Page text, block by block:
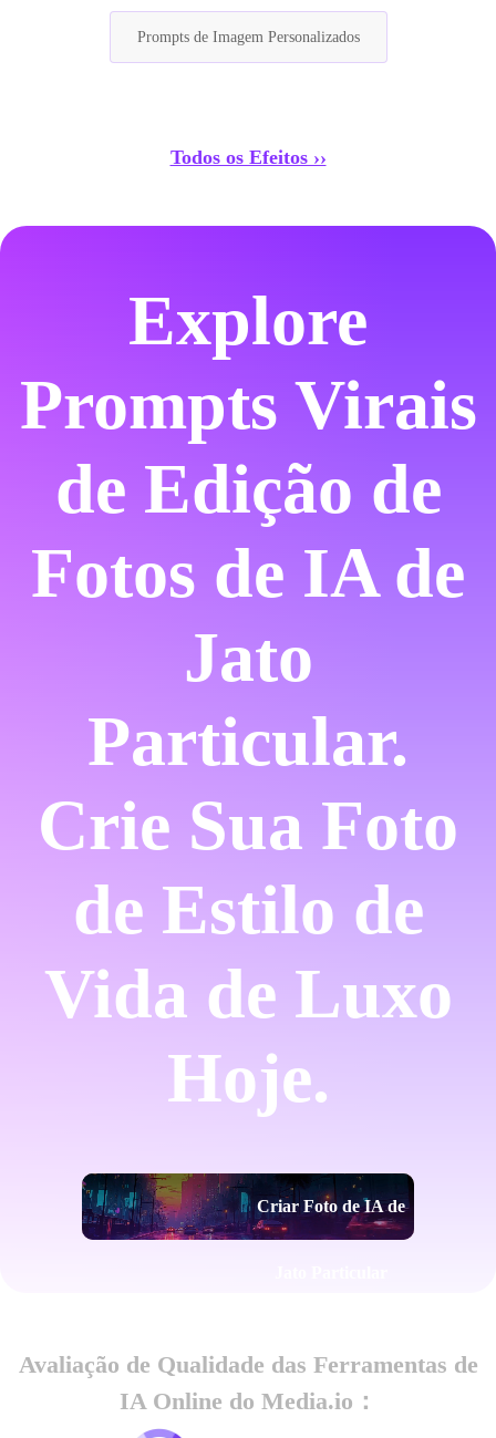
Prompts de Imagem Personalizados
Todos os Efeitos ››
Explore
Prompts Virais
de Edição de
Fotos de IA de
Jato
Particular.
Crie Sua Foto
de Estilo de
Vida de Luxo
Hoje.
Criar Foto de IA de
Avaliação de Qualidade das Ferramentas de
IA Online do Media.io：